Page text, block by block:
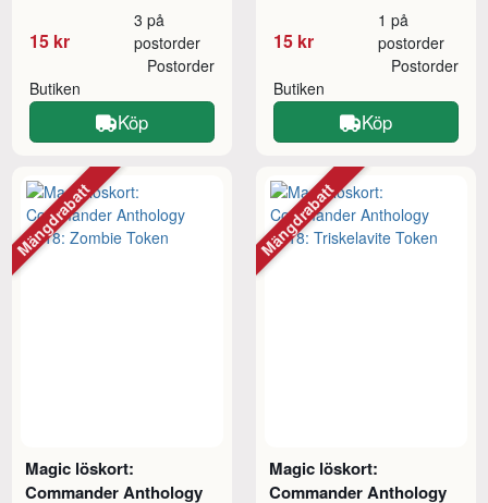
15 kr
3 på
postorder
Butiken
Postorder
Köp
15 kr
1 på
postorder
Butiken
Postorder
Köp
Magic löskort:
Commander Anthology
Mängdrabatt
Magic löskort:
Commander Anthology
Mängdrabatt